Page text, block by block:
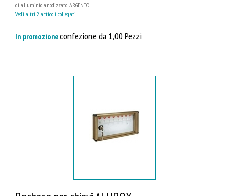
di alluminio anodizzato ARGENTO
Vedi altri 2 articoli collegati
In promozioneconfezione da 1,00 Pezzi